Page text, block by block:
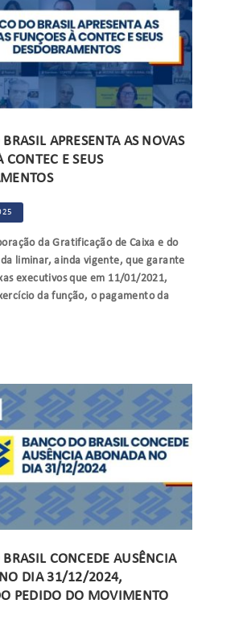
APRESENTA AS NOVAS
CONTEC E SEUS
da Gratificação de Caixa e do
liminar, ainda vigente, que garante
executivos que em 11/01/2021,
da função, o pagamento da
CONCEDE AUSÊNCIA
DIA 31/12/2024,
PEDIDO DO MOVIMENTO